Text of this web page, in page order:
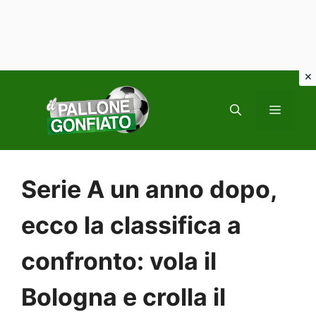
contenuto
MENU
Serie A un anno dopo,
ecco la classifica a
confronto: vola il
Bologna e crolla il